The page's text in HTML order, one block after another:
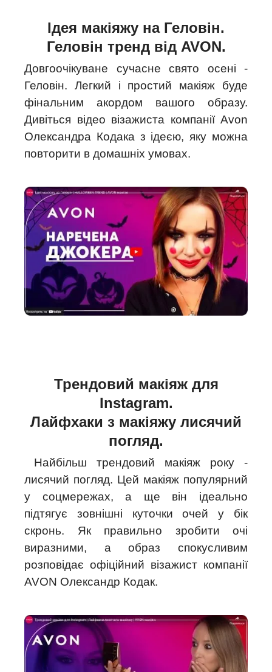
Ідея макіяжу на Геловін.
Геловін тренд від AVON.
Довгоочікуване сучасне свято осені -
Геловін. Легкий і простий макіяж буде
фінальним акордом вашого образу.
Дивіться відео візажиста компанії Avon
Олександра Кодака з ідеєю, яку можна
повторити в домашніх умовах.
Трендовий макіяж для
Instagram.
Лайфхаки з макіяжу лисячий
погляд.
Найбільш трендовий макіяж року -
лисячий погляд. Цей макіяж популярний
у соцмережах, а ще він ідеально
підтягує зовнішні куточки очей у бік
скронь. Як правильно зробити очі
виразними, а образ спокусливим
розповідає офіційний візажист компанії
AVON Олександр Кодак.